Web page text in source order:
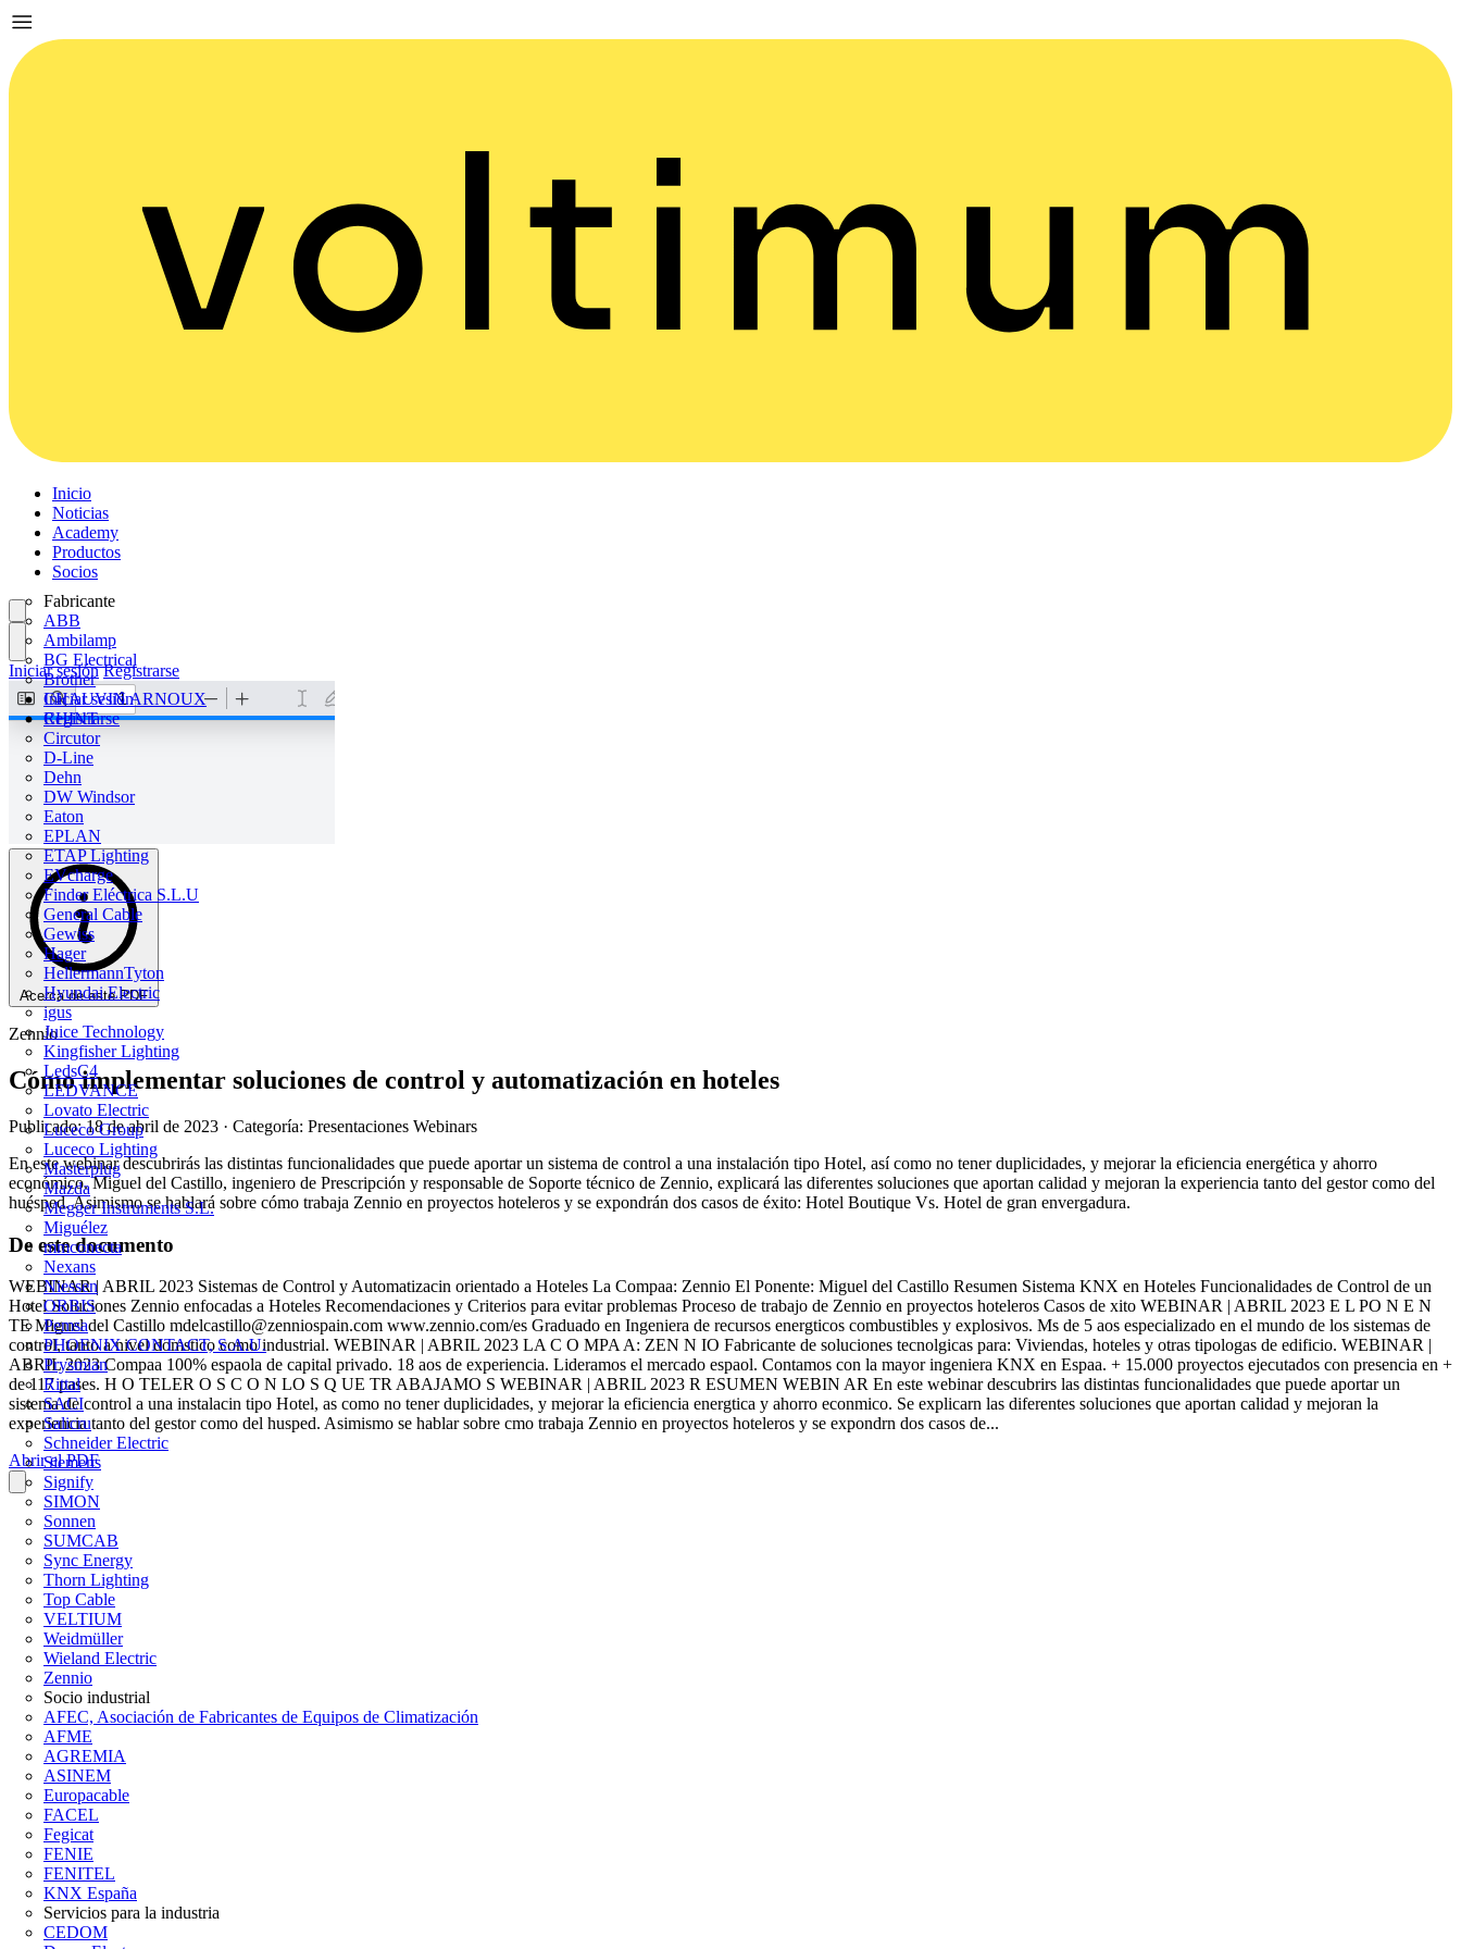
Inicio
Noticias
Academy
Productos
Socios
Fabricante
ABB
Ambilamp
BG Electrical
Brother
CHAUVIN ARNOUX
CHINT
Circutor
D-Line
Dehn
DW Windsor
Eaton
EPLAN
ETAP Lighting
EVcharge
Finder Eléctrica S.L.U
General Cable
Gewiss
Hager
HellermannTyton
Hyundai Electric
igus
Juice Technology
Kingfisher Lighting
LedsC4
LEDVANCE
Lovato Electric
Luceco Group
Luceco Lighting
Masterplug
Mazda
Megger Instruments S.L.
Miguélez
mmconecta
Nexans
Niessen
ORBIS
Pemsa
PHOENIX CONTACT, S.A.U.
Prysmian
Rittal
SACI
Salicru
Schneider Electric
Siemens
Signify
SIMON
Sonnen
SUMCAB
Sync Energy
Thorn Lighting
Top Cable
VELTIUM
Weidmüller
Wieland Electric
Zennio
Socio industrial
AFEC, Asociación de Fabricantes de Equipos de Climatización
AFME
AGREMIA
ASINEM
Europacable
FACEL
Fegicat
FENIE
FENITEL
KNX España
Servicios para la industria
CEDOM
Iniciar sesión
Registrarse
Iniciar sesión Registrarse
Acerca de este PDF
Zennio
Cómo implementar soluciones de control y automatización en hoteles
Publicado: 18 de abril de 2023 · Categoría: Presentaciones Webinars
En este webinar descubrirás las distintas funcionalidades que puede aportar un sistema de control a una instalación tipo Hotel, así como no tener duplicidades, y mejorar la eficiencia energética y ahorro
económico. Miguel del Castillo, ingeniero de Prescripción y responsable de Soporte técnico de Zennio, explicará las diferentes soluciones que aportan calidad y mejoran la experiencia tanto del gestor como del
huésped. Asimismo se hablará sobre cómo trabaja Zennio en proyectos hoteleros y se expondrán dos casos de éxito: Hotel Boutique Vs. Hotel de gran envergadura.
De este documento
WEBINAR | ABRIL 2023 Sistemas de Control y Automatizacin orientado a Hoteles La Compaa: Zennio El Ponente: Miguel del Castillo Resumen Sistema KNX en Hoteles Funcionalidades de Control de un
Hotel Soluciones Zennio enfocadas a Hoteles Recomendaciones y Criterios para evitar problemas Proceso de trabajo de Zennio en proyectos hoteleros Casos de xito WEBINAR | ABRIL 2023 E L PO N E N
TE Miguel del Castillo mdelcastillo@zenniospain.com www.zennio.com/es Graduado en Ingeniera de recursos energticos combustibles y explosivos. Ms de 5 aos especializado en el mundo de los sistemas de
control, tanto a nivel domstico como industrial. WEBINAR | ABRIL 2023 LA C O MPA A: ZEN N IO Fabricante de soluciones tecnolgicas para: Viviendas, hoteles y otras tipologas de edificio. WEBINAR |
ABRIL 2023 Compaa 100% espaola de capital privado. 18 aos de experiencia. Lideramos el mercado espaol. Contamos con la mayor ingeniera KNX en Espaa. + 15.000 proyectos ejecutados con presencia en +
de 117 pases. H O TELER O S C O N LO S Q UE TR ABAJAMO S WEBINAR | ABRIL 2023 R ESUMEN WEBIN AR En este webinar descubrirs las distintas funcionalidades que puede aportar un
sistema de control a una instalacin tipo Hotel, as como no tener duplicidades, y mejorar la eficiencia energtica y ahorro econmico. Se explicarn las diferentes soluciones que aportan calidad y mejoran la
experiencia tanto del gestor como del husped. Asimismo se hablar sobre cmo trabaja Zennio en proyectos hoteleros y se expondrn dos casos de...
Abrir el PDF